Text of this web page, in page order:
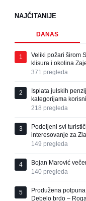
NAJČITANIJE
DANAS
1
Veliki požari širom
klisura i okolina
371 pregleda
2
Isplata julskih
kategorijama
218 pregleda
3
Podeljeni svi
interesovanje za
149 pregleda
4
Bojan Marović
140 pregleda
5
Produžena
Debelo brdo –